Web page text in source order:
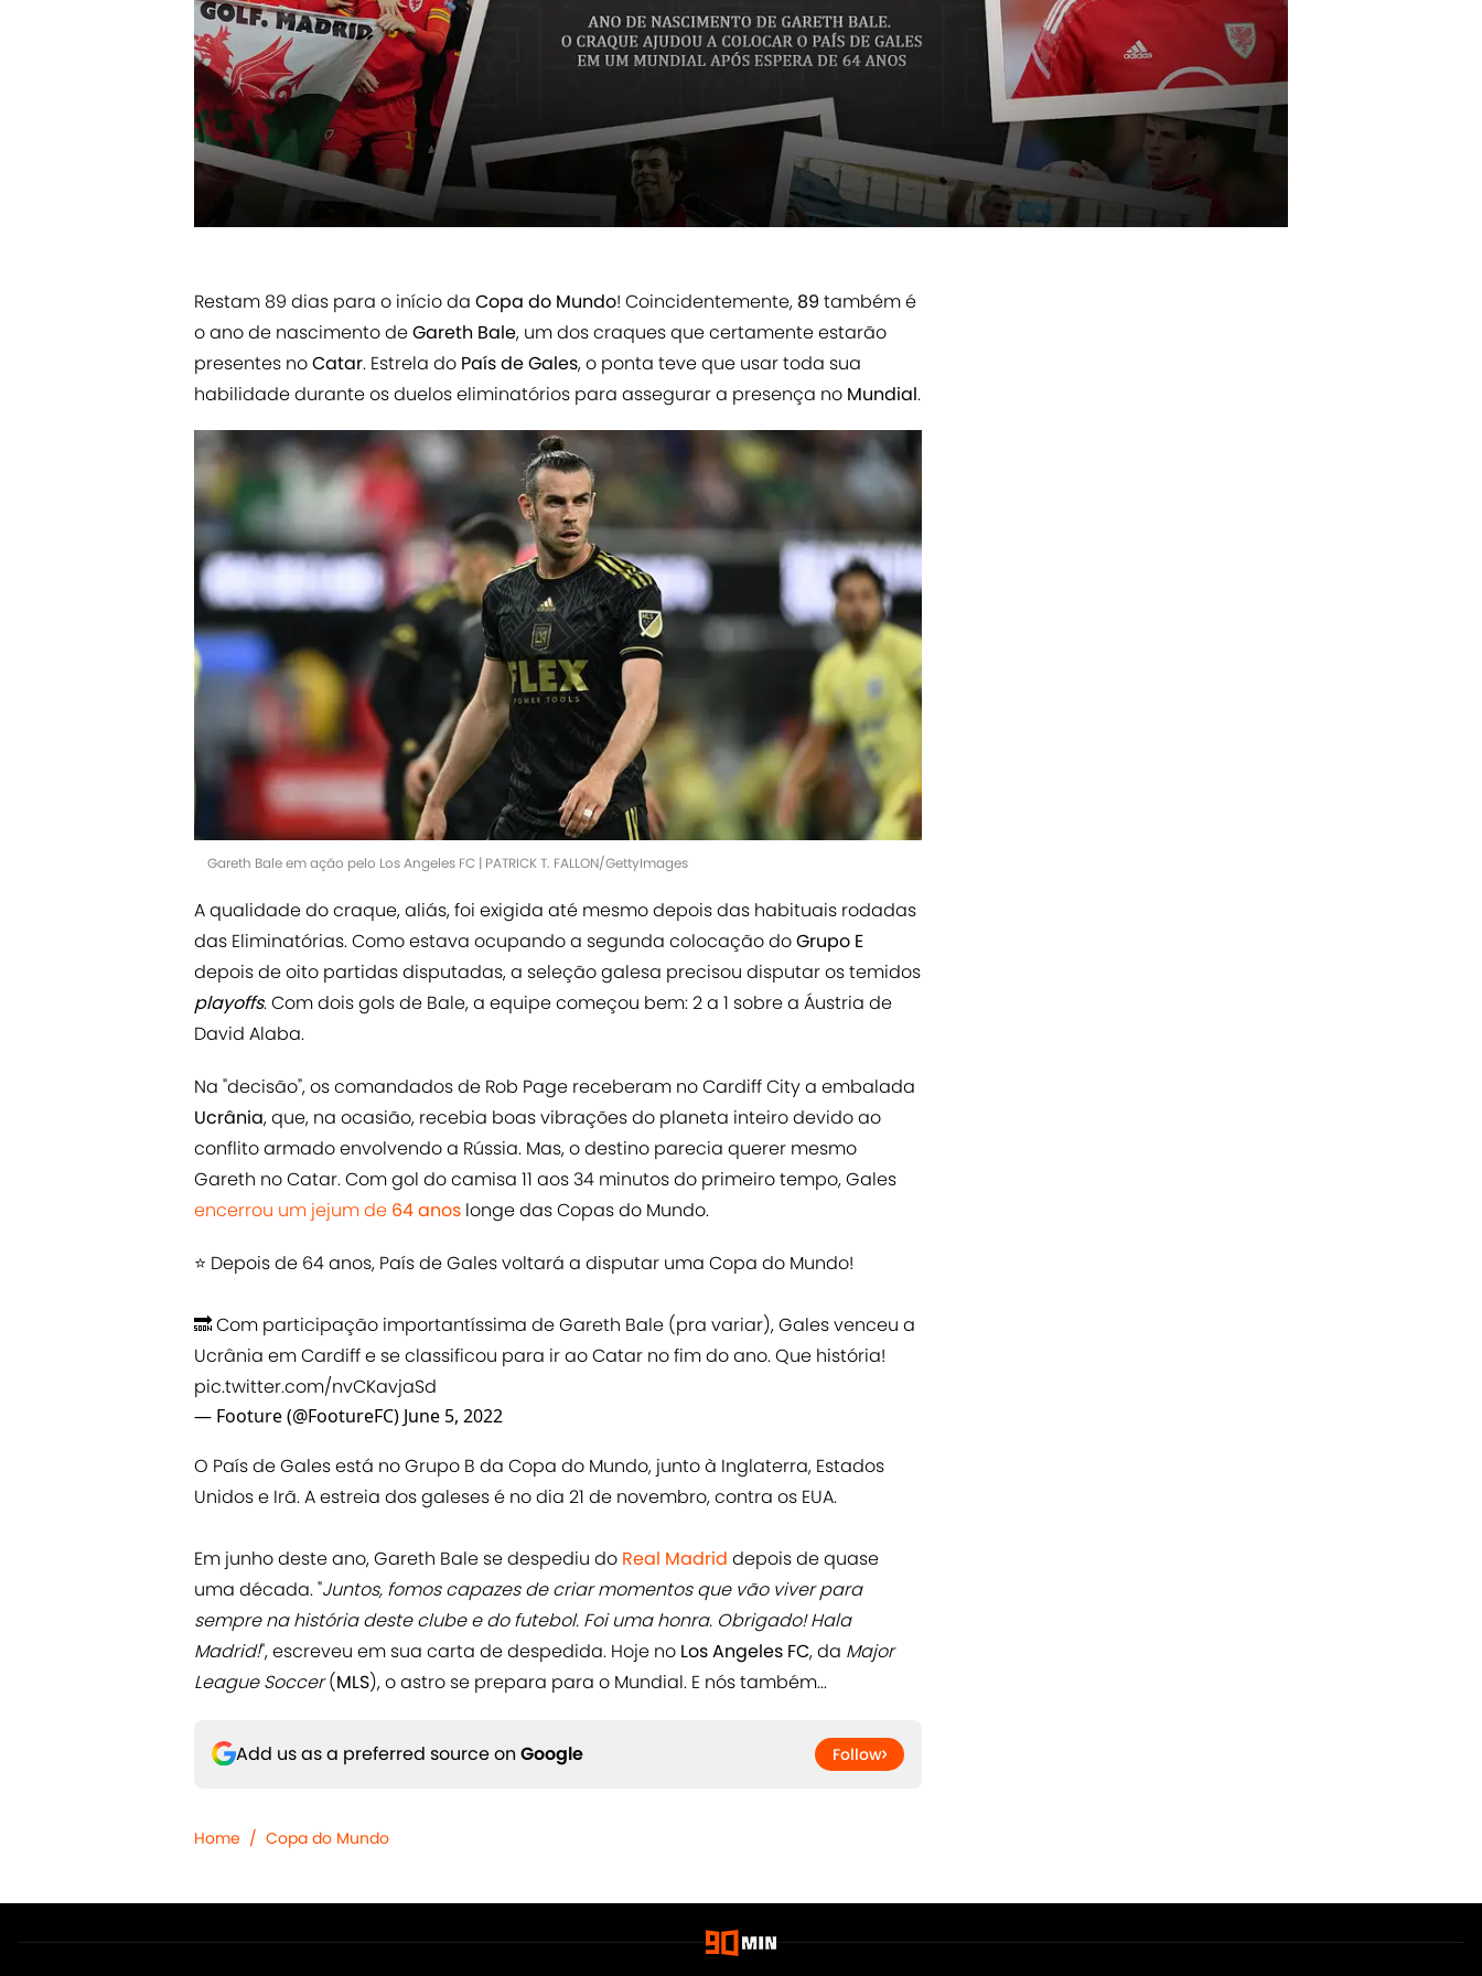
Restam 89 dias para o início da Copa do Mundo! Coincidentemente, 89 também é
o ano de nascimento deGareth Bale, um dos craques que certamente estarão
presentes noCatar. Estrela do País de Gales, o ponta teve que usar toda sua
habilidade durante os duelos eliminatórios para assegurar a presença no Mundial.
Gareth Bale em ação pelo Los Angeles FC | PATRICK T. FALLON/GettyImages
A qualidade do craque, aliás, foi exigida até mesmo depois das habituais rodadas
das Eliminatórias. Como estava ocupando a segunda colocação doGrupo E
depois de oito partidas disputadas, a seleção galesa precisou disputar os temidos
playoffs. Com dois gols de Bale, a equipe começou bem: 2 a 1 sobre a Áustria de
David Alaba.
Na "decisão", os comandados de Rob Page receberam no Cardiff City a embalada
Ucrânia, que, na ocasião, recebia boas vibrações do planeta inteiro devido ao
conflito armado envolvendo a Rússia. Mas, o destino parecia querer mesmo
Gareth no Catar. Com gol do camisa 11 aos 34 minutos do primeiro tempo, Gales
encerrou um jejum de 64 anos longe das Copas do Mundo.
⭐️ Depois de 64 anos, País de Gales voltará a disputar uma Copa do Mundo!
🔜 Com participação importantíssima de Gareth Bale (pra variar), Gales venceu a
Ucrânia em Cardiff e se classificou para ir ao Catar no fim do ano. Que história!
pic.twitter.com/nvCKavjaSd
— Footure (@FootureFC) June 5, 2022
O País de Gales está no Grupo B da Copa do Mundo, junto à Inglaterra, Estados
Unidos e Irã. A estreia dos galeses é no dia 21 de novembro, contra os EUA.
Em junho deste ano, Gareth Bale se despediu do Real Madrid depois de quase
uma década. "Juntos, fomos capazes de criar momentos que vão viver para
sempre na história deste clube e do futebol. Foi uma honra. Obrigado! Hala
Madrid!", escreveu em sua carta de despedida. Hoje no Los Angeles FC, da Major
League Soccer(MLS), o astro se prepara para o Mundial. E nós também...
Add us as a preferred source on Google Follow
Home / Copa do Mundo